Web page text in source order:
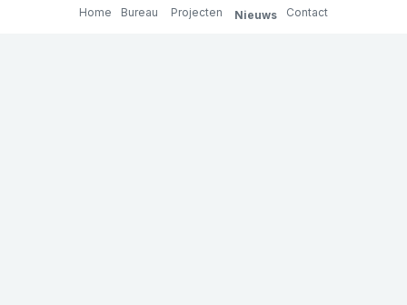
Home Bureau Projecten Nieuws Contact